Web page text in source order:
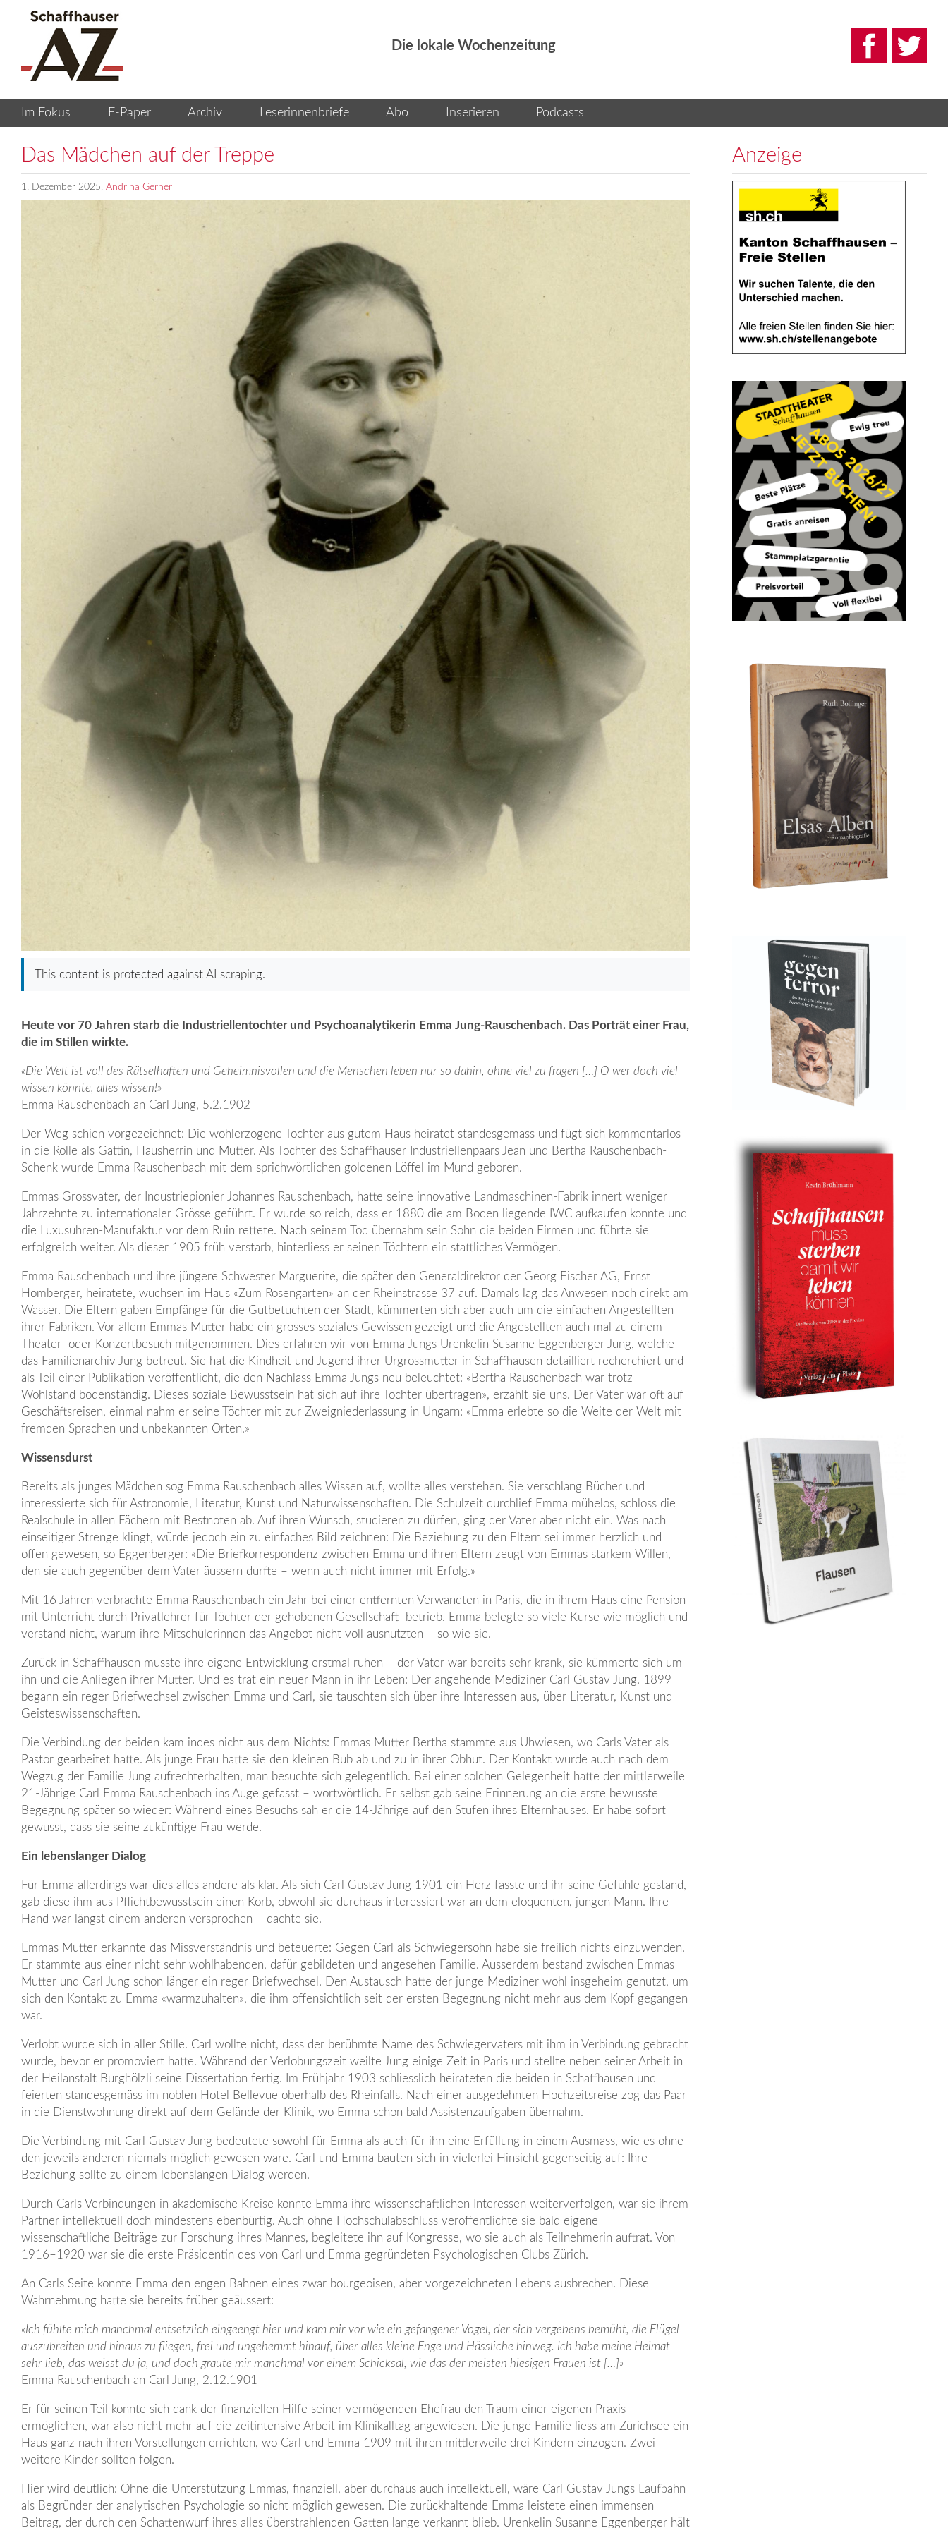
Die lokale Wochenzeitung
Das Mädchen auf der Treppe
1. Dezember 2025, Andrina Gerner
This content is protected against AI scraping.
Heute vor 70 Jahren starb die Industriellentochter und Psychoanalytikerin Emma Jung-Rauschenbach. Das Porträt einer Frau,
die im Stillen wirkte.
«Die Welt ist voll des Rätselhaften und Geheimnisvollen und die Menschen leben nur so dahin, ohne viel zu fragen […] O wer doch viel
wissen könnte, alles wissen!»
Emma Rauschenbach an Carl Jung, 5.2.1902
Der Weg schien vorgezeichnet: Die wohlerzogene Tochter aus gutem Haus heiratet standesgemäss und fügt sich kommentarlos
in die Rolle als Gattin, Hausherrin und Mutter. Als Tochter des Schaffhauser Industriellenpaars Jean und Bertha Rauschenbach-
Schenk wurde Emma Rauschenbach mit dem sprichwörtlichen goldenen Löffel im Mund geboren.
Emmas Grossvater, der Industriepionier Johannes Rauschenbach, hatte seine innovative Landmaschinen-Fabrik innert weniger
Jahrzehnte zu internationaler Grösse geführt. Er wurde so reich, dass er 1880 die am Boden liegende IWC aufkaufen konnte und
die Luxusuhren-Manufaktur vor dem Ruin rettete. Nach seinem Tod übernahm sein Sohn die beiden Firmen und führte sie
erfolgreich weiter. Als dieser 1905 früh verstarb, hinterliess er seinen Töchtern ein stattliches Vermögen.
Emma Rauschenbach und ihre jüngere Schwester Marguerite, die später den Generaldirektor der Georg Fischer AG, Ernst
Homberger, heiratete, wuchsen im Haus «Zum Rosengarten» an der Rheinstrasse 37 auf. Damals lag das Anwesen noch direkt am
Wasser. Die Eltern gaben Empfänge für die Gutbetuchten der Stadt, kümmerten sich aber auch um die einfachen Angestellten
ihrer Fabriken. Vor allem Emmas Mutter habe ein grosses soziales Gewissen gezeigt und die Angestellten auch mal zu einem
Theater- oder Konzertbesuch mitgenommen. Dies erfahren wir von Emma Jungs Urenkelin Susanne Eggenberger-Jung, welche
das Familienarchiv Jung betreut. Sie hat die Kindheit und Jugend ihrer Urgrossmutter in Schaffhausen detailliert recherchiert und
als Teil einer Publikation veröffentlicht, die den Nachlass Emma Jungs neu beleuchtet: «Bertha Rauschenbach war trotz
Wohlstand bodenständig. Dieses soziale Bewusstsein hat sich auf ihre Tochter übertragen», erzählt sie uns. Der Vater war oft auf
Geschäftsreisen, einmal nahm er seine Töchter mit zur Zweigniederlassung in Ungarn: «Emma erlebte so die Weite der Welt mit
fremden Sprachen und unbekannten Orten.»
Wissensdurst
Bereits als junges Mädchen sog Emma Rauschenbach alles Wissen auf, wollte alles verstehen. Sie verschlang Bücher und
interessierte sich für Astronomie, Literatur, Kunst und Naturwissenschaften. Die Schulzeit durchlief Emma mühelos, schloss die
Realschule in allen Fächern mit Bestnoten ab. Auf ihren Wunsch, studieren zu dürfen, ging der Vater aber nicht ein. Was nach
einseitiger Strenge klingt, würde jedoch ein zu einfaches Bild zeichnen: Die Beziehung zu den Eltern sei immer herzlich und
offen gewesen, so Eggenberger: «Die Briefkorrespondenz zwischen Emma und ihren Eltern zeugt von Emmas starkem Willen,
den sie auch gegenüber dem Vater äussern durfte – wenn auch nicht immer mit Erfolg.»
Mit 16 Jahren verbrachte Emma Rauschenbach ein Jahr bei einer entfernten Verwandten in Paris, die in ihrem Haus eine Pension
mit Unterricht durch Privatlehrer für Töchter der gehobenen Gesellschaft betrieb. Emma belegte so viele Kurse wie möglich und
verstand nicht, warum ihre Mitschülerinnen das Angebot nicht voll ausnutzten – so wie sie.
Zurück in Schaffhausen musste ihre eigene Entwicklung erstmal ruhen – der Vater war bereits sehr krank, sie kümmerte sich um
ihn und die Anliegen ihrer Mutter. Und es trat ein neuer Mann in ihr Leben: Der angehende Mediziner Carl Gustav Jung. 1899
begann ein reger Briefwechsel zwischen Emma und Carl, sie tauschten sich über ihre Interessen aus, über Literatur, Kunst und
Geisteswissenschaften.
Die Verbindung der beiden kam indes nicht aus dem Nichts: Emmas Mutter Bertha stammte aus Uhwiesen, wo Carls Vater als
Pastor gearbeitet hatte. Als junge Frau hatte sie den kleinen Bub ab und zu in ihrer Obhut. Der Kontakt wurde auch nach dem
Wegzug der Familie Jung aufrechterhalten, man besuchte sich gelegentlich. Bei einer solchen Gelegenheit hatte der mittlerweile
21-Jährige Carl Emma Rauschenbach ins Auge gefasst – wortwörtlich. Er selbst gab seine Erinnerung an die erste bewusste
Begegnung später so wieder: Während eines Besuchs sah er die 14-Jährige auf den Stufen ihres Elternhauses. Er habe sofort
gewusst, dass sie seine zukünftige Frau werde.
Ein lebenslanger Dialog
Für Emma allerdings war dies alles andere als klar. Als sich Carl Gustav Jung 1901 ein Herz fasste und ihr seine Gefühle gestand,
gab diese ihm aus Pflichtbewusstsein einen Korb, obwohl sie durchaus interessiert war an dem eloquenten, jungen Mann. Ihre
Hand war längst einem anderen versprochen – dachte sie.
Emmas Mutter erkannte das Missverständnis und beteuerte: Gegen Carl als Schwiegersohn habe sie freilich nichts einzuwenden.
Er stammte aus einer nicht sehr wohlhabenden, dafür gebildeten und angesehen Familie. Ausserdem bestand zwischen Emmas
Mutter und Carl Jung schon länger ein reger Briefwechsel. Den Austausch hatte der junge Mediziner wohl insgeheim genutzt, um
sich den Kontakt zu Emma «warmzuhalten», die ihm offensichtlich seit der ersten Begegnung nicht mehr aus dem Kopf gegangen
war.
Verlobt wurde sich in aller Stille. Carl wollte nicht, dass der berühmte Name des Schwiegervaters mit ihm in Verbindung gebracht
wurde, bevor er promoviert hatte. Während der Verlobungszeit weilte Jung einige Zeit in Paris und stellte neben seiner Arbeit in
der Heilanstalt Burghölzli seine Dissertation fertig. Im Frühjahr 1903 schliesslich heirateten die beiden in Schaffhausen und
feierten standesgemäss im noblen Hotel Bellevue oberhalb des Rheinfalls. Nach einer ausgedehnten Hochzeitsreise zog das Paar
in die Dienstwohnung direkt auf dem Gelände der Klinik, wo Emma schon bald Assistenzaufgaben übernahm.
Die Verbindung mit Carl Gustav Jung bedeutete sowohl für Emma als auch für ihn eine Erfüllung in einem Ausmass, wie es ohne
den jeweils anderen niemals möglich gewesen wäre. Carl und Emma bauten sich in vielerlei Hinsicht gegenseitig auf: Ihre
Beziehung sollte zu einem lebenslangen Dialog werden.
Durch Carls Verbindungen in akademische Kreise konnte Emma ihre wissenschaftlichen Interessen weiterverfolgen, war sie ihrem
Partner intellektuell doch mindestens ebenbürtig. Auch ohne Hochschulabschluss veröffentlichte sie bald eigene
wissenschaftliche Beiträge zur Forschung ihres Mannes, begleitete ihn auf Kongresse, wo sie auch als Teilnehmerin auftrat. Von
1916–1920 war sie die erste Präsidentin des von Carl und Emma gegründeten Psychologischen Clubs Zürich.
An Carls Seite konnte Emma den engen Bahnen eines zwar bourgeoisen, aber vorgezeichneten Lebens ausbrechen. Diese
Wahrnehmung hatte sie bereits früher geäussert:
«Ich fühlte mich manchmal entsetzlich eingeengt hier und kam mir vor wie ein gefangener Vogel, der sich vergebens bemüht, die Flügel
auszubreiten und hinaus zu fliegen, frei und ungehemmt hinauf, über alles kleine Enge und Hässliche hinweg. Ich habe meine Heimat
sehr lieb, das weisst du ja, und doch graute mir manchmal vor einem Schicksal, wie das der meisten hiesigen Frauen ist […]»
Emma Rauschenbach an Carl Jung, 2.12.1901
Er für seinen Teil konnte sich dank der finanziellen Hilfe seiner vermögenden Ehefrau den Traum einer eigenen Praxis
ermöglichen, war also nicht mehr auf die zeitintensive Arbeit im Klinikalltag angewiesen. Die junge Familie liess am Zürichsee ein
Haus ganz nach ihren Vorstellungen errichten, wo Carl und Emma 1909 mit ihren mittlerweile drei Kindern einzogen. Zwei
weitere Kinder sollten folgen.
Hier wird deutlich: Ohne die Unterstützung Emmas, finanziell, aber durchaus auch intellektuell, wäre Carl Gustav Jungs Laufbahn
als Begründer der analytischen Psychologie so nicht möglich gewesen. Die zurückhaltende Emma leistete einen immensen
Beitrag, der durch den Schattenwurf ihres alles überstrahlenden Gatten lange verkannt blieb. Urenkelin Susanne Eggenberger hält
Anzeige